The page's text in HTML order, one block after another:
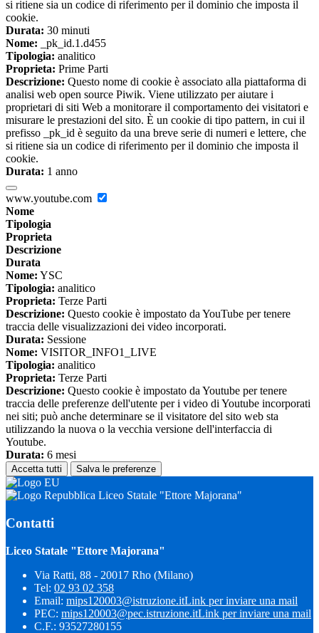
si ritiene sia un codice di riferimento per il dominio che imposta il
cookie.
Durata: 30 minuti
Nome: _pk_id.1.d455
Tipologia: analitico
Proprieta: Prime Parti
Descrizione: Questo nome di cookie è associato alla piattaforma di
analisi web open source Piwik. Viene utilizzato per aiutare i
proprietari di siti Web a monitorare il comportamento dei visitatori e
misurare le prestazioni del sito. È un cookie di tipo pattern, in cui il
prefisso _pk_id è seguito da una breve serie di numeri e lettere, che
si ritiene sia un codice di riferimento per il dominio che imposta il
cookie.
Durata: 1 anno
www.youtube.com
Nome
Tipologia
Proprieta
Descrizione
Durata
Nome: YSC
Tipologia: analitico
Proprieta: Terze Parti
Descrizione: Questo cookie è impostato da YouTube per tenere
traccia delle visualizzazioni dei video incorporati.
Durata: Sessione
Nome: VISITOR_INFO1_LIVE
Tipologia: analitico
Proprieta: Terze Parti
Descrizione: Questo cookie è impostato da Youtube per tenere
traccia delle preferenze dell'utente per i video di Youtube incorporati
nei siti; può anche determinare se il visitatore del sito web sta
utilizzando la nuova o la vecchia versione dell'interfaccia di
Youtube.
Durata: 6 mesi
Accetta tutti Salva le preferenze
Liceo Statale "Ettore Majorana"
Contatti
Liceo Statale "Ettore Majorana"
Via Ratti, 88 - 20017 Rho (Milano)
Tel: 02 93 02 358
Email: mips120003@istruzione.itLink per inviare una mail
PEC: mips120003@pec.istruzione.itLink per inviare una mail
C.F.: 93527280155